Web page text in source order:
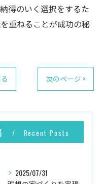
得のいく選択をするた
重ねることが成功の秘
次のページ >
Recent Posts
2025/07/31